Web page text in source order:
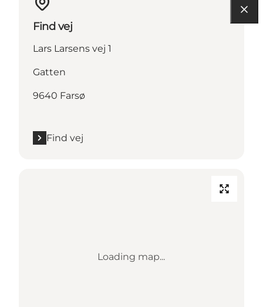
Find vej
Lars Larsens vej 1
Gatten
9640 Farsø
Find vej
Loading map...